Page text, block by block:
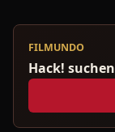
FILMUNDO
Hack! suchen